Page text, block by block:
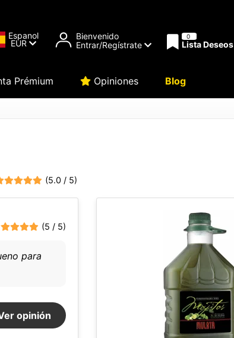
Espanol
EUR
Bienvenido
Entrar/Regístrate
0
Lista Deseos
Prémium Opiniones Blog
(5.0 / 5)
(5 / 5)
para
opinión